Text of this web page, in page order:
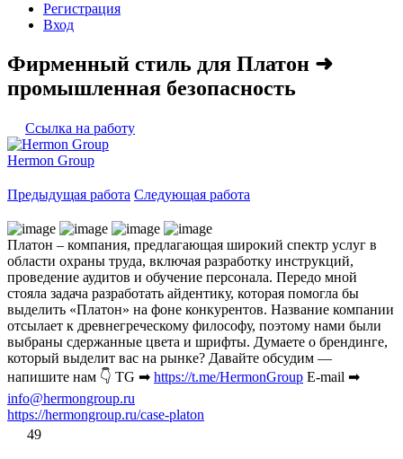
Регистрация
Вход
Фирменный стиль для Платон ➜
промышленная безопасность
Ссылка на работу
Hermon Group
Предыдущая работа Следующая работа
Платон – компания, предлагающая широкий спектр услуг в
области охраны труда, включая разработку инструкций,
проведение аудитов и обучение персонала. Передо мной
стояла задача разработать айдентику, которая помогла бы
выделить «Платон» на фоне конкурентов. Название компании
отсылает к древнегреческому философу, поэтому нами были
выбраны сдержанные цвета и шрифты. Думаете о брендинге,
который выделит вас на рынке? Давайте обсудим —
напишите нам 👇 TG ➡︎ https://t.me/HermonGroup E-mail ➡︎
info@hermongroup.ru
https://hermongroup.ru/case-platon
49